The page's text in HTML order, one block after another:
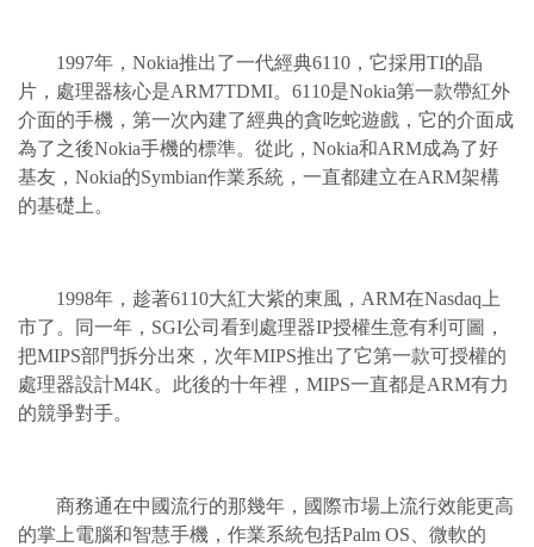
1997年，Nokia推出了一代經典6110，它採用TI的晶
片，處理器核心是ARM7TDMI。6110是Nokia第一款帶紅外
介面的手機，第一次內建了經典的貪吃蛇遊戲，它的介面成
為了之後Nokia手機的標準。從此，Nokia和ARM成為了好
基友，Nokia的Symbian作業系統，一直都建立在ARM架構
的基礎上。
1998年，趁著6110大紅大紫的東風，ARM在Nasdaq上
市了。同一年，SGI公司看到處理器IP授權生意有利可圖，
把MIPS部門拆分出來，次年MIPS推出了它第一款可授權的
處理器設計M4K。此後的十年裡，MIPS一直都是ARM有力
的競爭對手。
商務通在中國流行的那幾年，國際市場上流行效能更高
的掌上電腦和智慧手機，作業系統包括Palm OS、微軟的